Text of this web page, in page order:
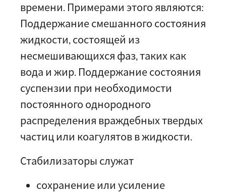
времени. Примерами этого являются:
Поддержание смешанного состояния
жидкости, состоящей из
несмешивающихся фаз, таких как
вода и жир. Поддержание состояния
суспензии при необходимости
постоянного однородного
распределения враждебных твердых
частиц или коагулятов в жидкости.
Стабилизаторы служат
сохранение или усиление